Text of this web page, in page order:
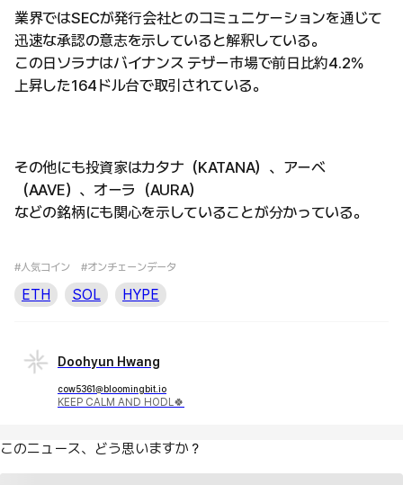
業界ではSECが発行会社とのコミュニケーションを通じて
迅速な承認の意志を示していると解釈している。
この日ソラナはバイナンス テザー市場で前日比約4.2％
上昇した164ドル台で取引されている。
その他にも投資家はカタナ（KATANA）、アーベ
（AAVE）、オーラ（AURA）
などの銘柄にも関心を示していることが分かっている。
#人気コイン #オンチェーンデータ
ETH SOL HYPE
Doohyun Hwang
cow5361@bloomingbit.io
KEEP CALM AND HODL🍀
このニュース、どう思いますか？